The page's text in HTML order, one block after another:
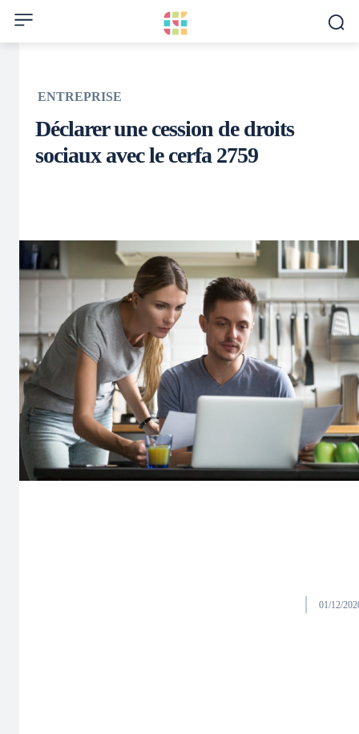
ENTREPRISE
Déclarer une cession de droits
sociaux avec le cerfa 2759
01/12/